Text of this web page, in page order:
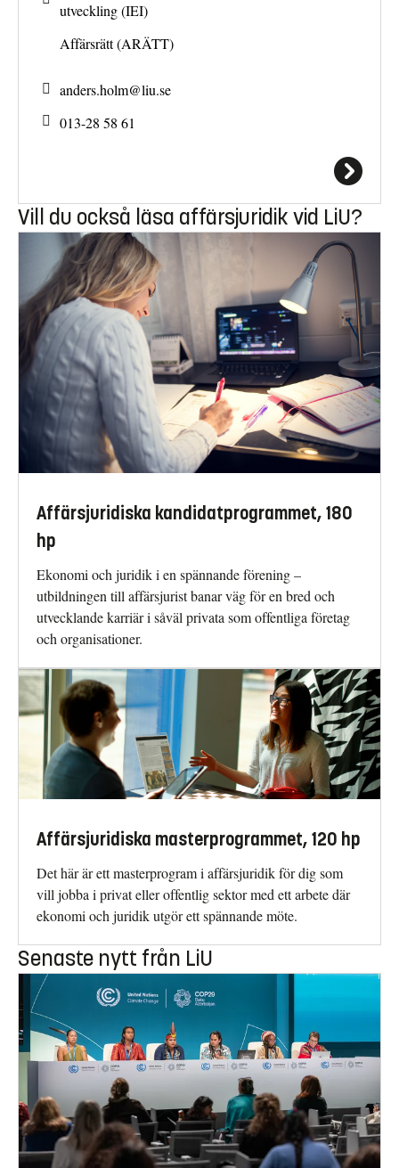
utveckling (IEI)
Affärsrätt (ARÄTT)
anders.holm@liu.se
013-28 58 61
Vill du också läsa affärsjuridik vid LiU?
Affärsjuridiska kandidatprogrammet, 180
hp
Ekonomi och juridik i en spännande förening –
utbildningen till affärsjurist banar väg för en bred och
utvecklande karriär i såväl privata som offentliga företag
och organisationer.
Affärsjuridiska masterprogrammet, 120 hp
Det här är ett masterprogram i affärsjuridik för dig som
vill jobba i privat eller offentlig sektor med ett arbete där
ekonomi och juridik utgör ett spännande möte.
Senaste nytt från LiU